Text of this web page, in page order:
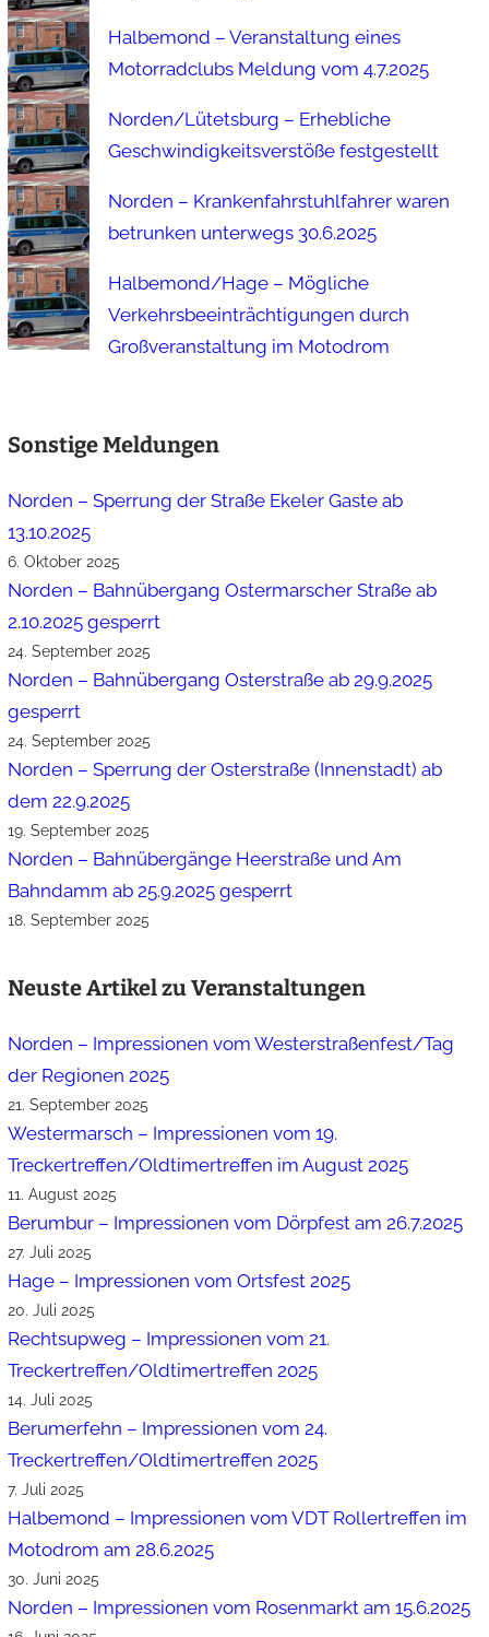
Halbemond – Veranstaltung eines
Motorradclubs Meldung vom 4.7.2025
Norden/Lütetsburg – Erhebliche
Geschwindigkeitsverstöße festgestellt
Norden – Krankenfahrstuhlfahrer waren
betrunken unterwegs 30.6.2025
Halbemond/Hage – Mögliche
Verkehrsbeeinträchtigungen durch
Großveranstaltung im Motodrom
Sonstige Meldungen
Norden – Sperrung der Straße Ekeler Gaste ab
13.10.2025
6. Oktober 2025
Norden – Bahnübergang Ostermarscher Straße ab
2.10.2025 gesperrt
24. September 2025
Norden – Bahnübergang Osterstraße ab 29.9.2025
gesperrt
24. September 2025
Norden – Sperrung der Osterstraße (Innenstadt) ab
dem 22.9.2025
19. September 2025
Norden – Bahnübergänge Heerstraße und Am
Bahndamm ab 25.9.2025 gesperrt
18. September 2025
Neuste Artikel zu Veranstaltungen
Norden – Impressionen vom Westerstraßenfest/Tag
der Regionen 2025
21. September 2025
Westermarsch – Impressionen vom 19.
Treckertreffen/Oldtimertreffen im August 2025
11. August 2025
Berumbur – Impressionen vom Dörpfest am 26.7.2025
27. Juli 2025
Hage – Impressionen vom Ortsfest 2025
20. Juli 2025
Rechtsupweg – Impressionen vom 21.
Treckertreffen/Oldtimertreffen 2025
14. Juli 2025
Berumerfehn – Impressionen vom 24.
Treckertreffen/Oldtimertreffen 2025
7. Juli 2025
Halbemond – Impressionen vom VDT Rollertreffen im
Motodrom am 28.6.2025
30. Juni 2025
Norden – Impressionen vom Rosenmarkt am 15.6.2025